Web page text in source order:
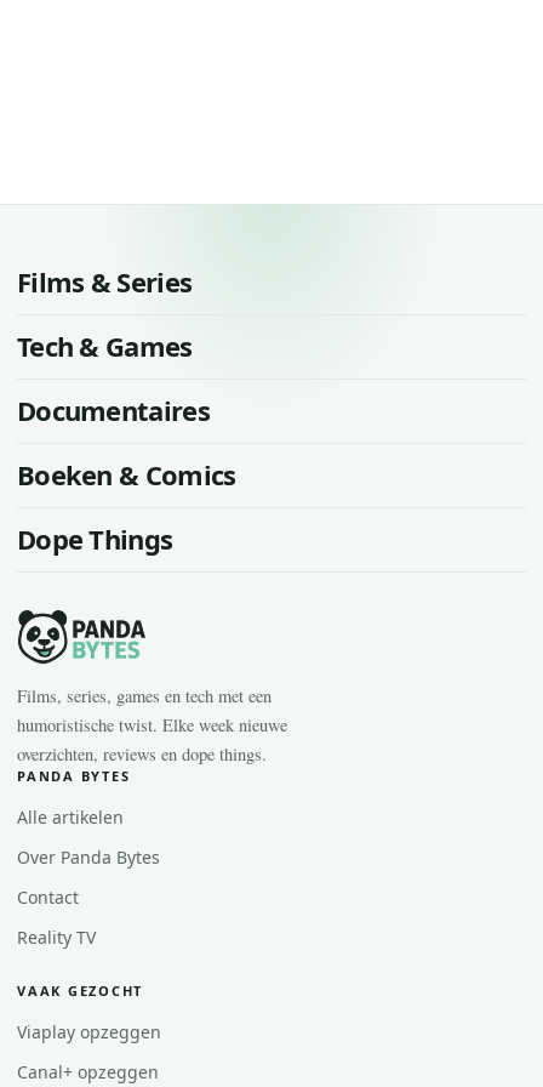
Films & Series
Tech & Games
Documentaires
Boeken & Comics
Dope Things
Films, series, games en tech met een
humoristische twist. Elke week nieuwe
overzichten, reviews en dope things.
PANDA BYTES
Alle artikelen
Over Panda Bytes
Contact
Reality TV
VAAK GEZOCHT
Viaplay opzeggen
Canal+ opzeggen